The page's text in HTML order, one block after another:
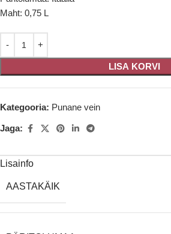
Maht: 0,75 L
LISA KORVI
Kategooria: Punane vein
Jaga:
Lisainfo
AASTAKÄIK